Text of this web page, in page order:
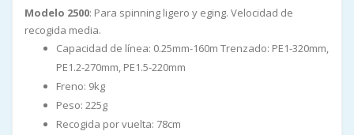
Modelo 2500: Para spinning ligero y eging. Velocidad de
recogida media.
Capacidad de línea: 0.25mm-160m Trenzado: PE1-320mm,
PE1.2-270mm, PE1.5-220mm
Freno: 9kg
Peso: 225g
Recogida por vuelta: 78cm